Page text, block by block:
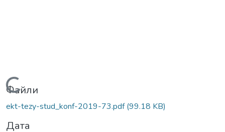
Вантажиться...
Файли
ekt-tezy-stud_konf-2019-73.pdf(99.18 KB)
Дата